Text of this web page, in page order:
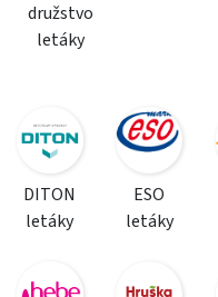
družstvo
letáky
DITON
letáky
ESO
letáky